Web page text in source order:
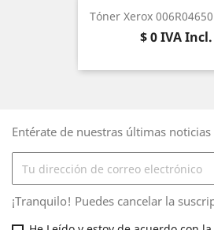
Tóner Xerox
Precio
$ 0IVA Incl.
Entérate de nuestras últimas
¡Tranquilo! Puedes cancelar la